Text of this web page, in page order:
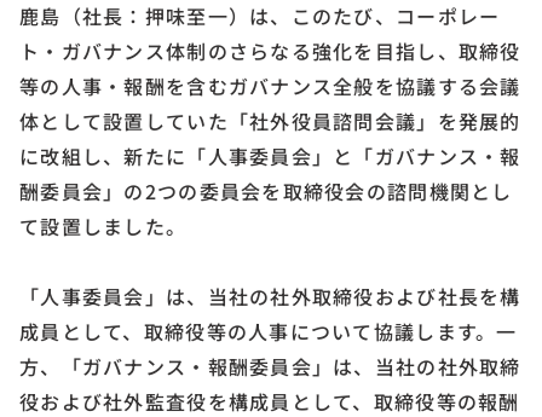
鹿島（社長：押味至一）は、このたび、コーポレー
ト・ガバナンス体制のさらなる強化を目指し、取締役
等の人事・報酬を含むガバナンス全般を協議する会議
体として設置していた「社外役員諮問会議」を発展的
に改組し、新たに「人事委員会」と「ガバナンス・報
酬委員会」の2つの委員会を取締役会の諮問機関とし
て設置しました。
「人事委員会」は、当社の社外取締役および社長を構
成員として、取締役等の人事について協議します。一
方、「ガバナンス・報酬委員会」は、当社の社外取締
役および社外監査役を構成員として、取締役等の報酬